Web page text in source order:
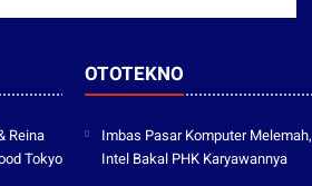
Reina
Tokyo
OTOTEKNO
Imbas Pasar Komputer Melemah,
Intel Bakal PHK Karyawannya